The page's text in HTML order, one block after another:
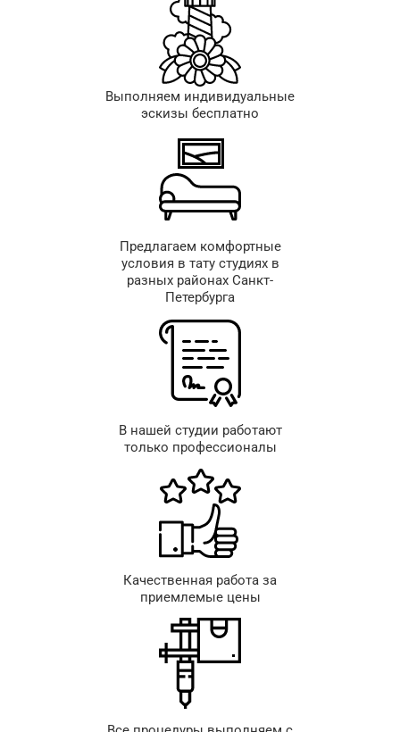
Выполняем индивидуальные
эскизы бесплатно
Предлагаем комфортные
условия в тату студиях в
разных районах Санкт-
Петербурга
В нашей студии работают
только профессионалы
Качественная работа за
приемлемые цены